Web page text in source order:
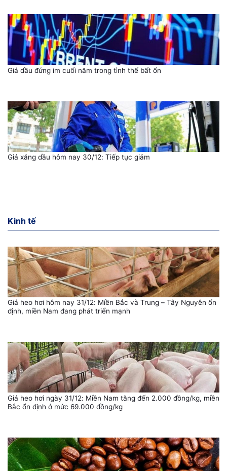
Giá dầu đứng im cuối năm trong tình thế bất ổn
Giá xăng dầu hôm nay 30/12: Tiếp tục giảm
Kinh tế
Giá heo hơi hôm nay 31/12: Miền Bắc và Trung – Tây Nguyên ổn
định, miền Nam đang phát triển mạnh
Giá heo hơi ngày 31/12: Miền Nam tăng đến 2.000 đồng/kg, miền
Bắc ổn định ở mức 69.000 đồng/kg